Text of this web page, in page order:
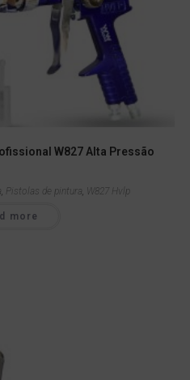
W827 Alta Pressão
Pistolas de pintura W827 Hvlp
more